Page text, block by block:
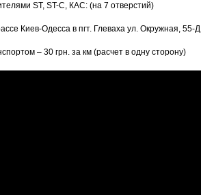
ST, ST-С, КАС: (на 7 отверстий)
Киев-Одесса в пгт. Глеваха ул. Окружная, 55-Д
– 30 грн. за км (расчет в одну сторону)